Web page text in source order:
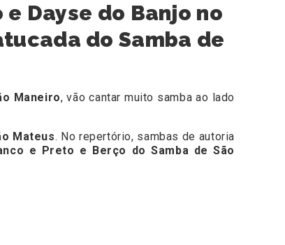
Dayse do Banjo no
do Samba de
Maneiro, vão cantar muito samba ao lado
Mateus. No repertório, sambas de autoria
e Preto e Berço do Samba de São